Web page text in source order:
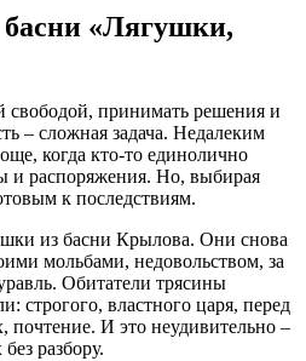
«Лягушки,
свободой, принимать решения и
– сложная задача. Недалеким
когда кто-то единолично
и распоряжения. Но, выбирая
к последствиям.
из басни Крылова. Они снова
мольбами, недовольством, за
Обитатели трясины
строгого, властного царя, перед
почтение. И это неудивительно –
разбору.